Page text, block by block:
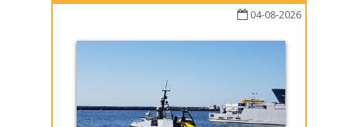
04-08-2026